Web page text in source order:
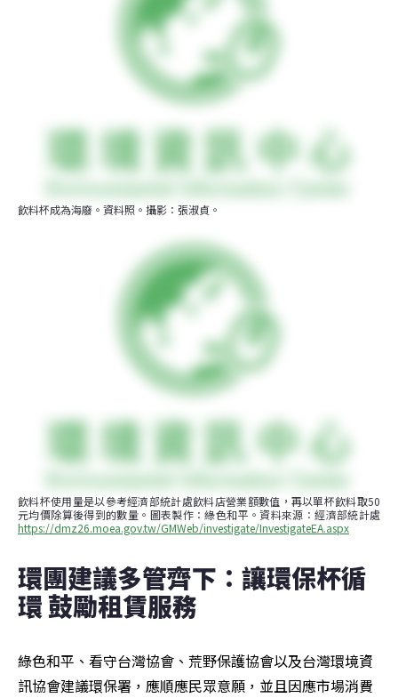
飲料杯成為海廢。資料照。攝影：張淑貞。
飲料杯使用量是以參考經濟部統計處飲料店營業額數值，再以單杯飲料取50
https://dmz26.moea.gov.tw/GMWeb/investigate/InvestigateEA.aspx
環團建議多管齊下：讓環保杯循
環 鼓勵租賃服務
綠色和平、看守台灣協會、荒野保護協會以及台灣環境資
訊協會建議環保署，應順應民眾意願，並且因應市場消費